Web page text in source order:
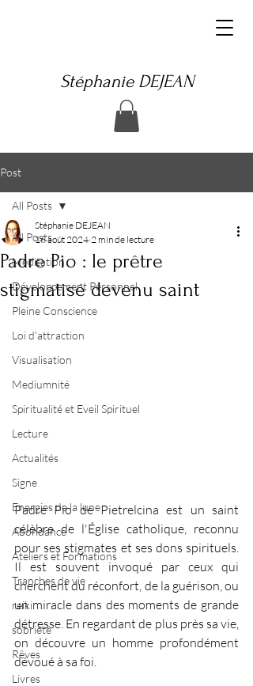
Stéphanie DEJEAN
Post
All Posts
Méditation
Développement Personnel
Pleine Conscience
Loi d'attraction
Visualisation
Mediumnité
Spiritualité et Eveil Spirituel
Lecture
Actualités
Signe
Energies de la lune
Abondance
Ateliers et Formations
Tranches de vie
reiki
sobriété
Rêves
Livres
All Posts
Padre Pio : le prêtre
stigmatisé devenu saint
Stéphanie DEJEAN
16 août 2024 2 min de lecture
Padre Pio de Pietrelcina est un saint
célèbre de l'Église catholique, reconnu
pour ses stigmates et ses dons spirituels.
Il est souvent invoqué par ceux qui
cherchent du réconfort, de la guérison, ou
un miracle dans des moments de grande
détresse. En regardant de plus près sa vie,
on découvre un homme profondément
dévoué à sa foi.